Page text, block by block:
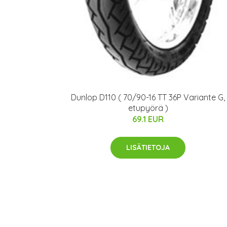
Dunlop D110 ( 70/90-16 TT 36P Variante G,
etupyörä )
69.1 EUR
LISÄTIETOJA